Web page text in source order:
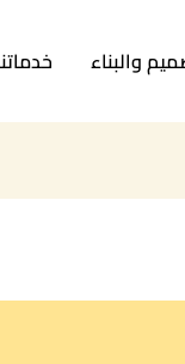
والبناء